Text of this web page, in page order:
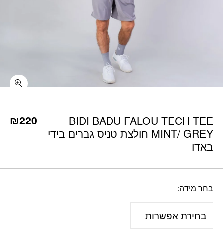
BIDI BADU FALOU TECH TEE
MINT/ GREY חולצת טניס גברים בידי
באדו
₪220
בחר מידה